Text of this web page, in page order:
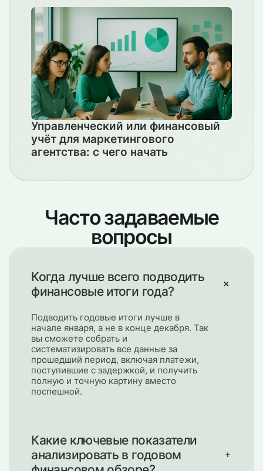
Управленческий или финансовый
учёт для маркетингового
агентства: с чего начать
Часто задаваемые
вопросы
Когда лучше всего подводить
финансовые итоги года?
Подводить годовые итоги лучше в
начале января, а не в конце декабря. Так
вы сможете собрать и
систематизировать все данные за
прошедший период, включая платежи,
поступившие с задержкой, и получить
полную и точную картину вместо
поспешной.
Какие ключевые показатели
анализировать в годовом